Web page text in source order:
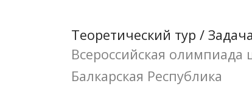
Теоретический тур /
Всероссийская
Балкарская Республика